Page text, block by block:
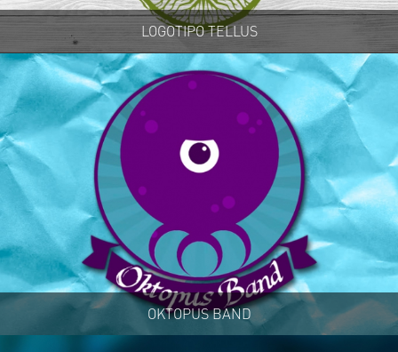
LOGOTIPO TELLUS
OKTOPUS BAND